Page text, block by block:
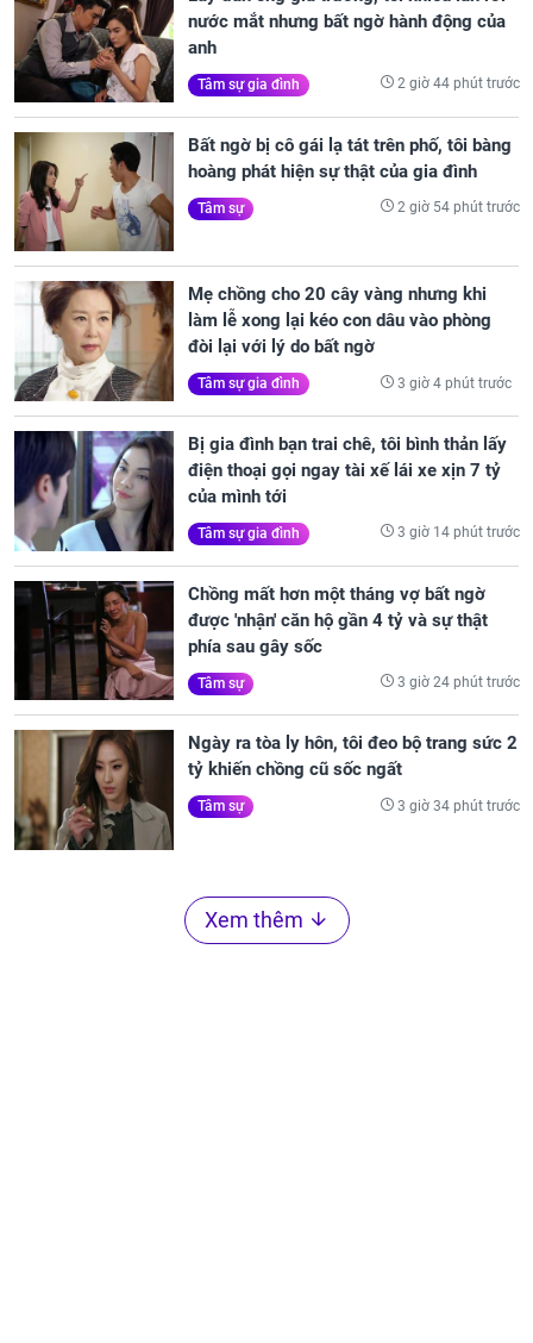
nước mắt nhưng bất ngờ hành động của
anh
Tâm sự gia đình 2 giờ 44 phút trước
Bất ngờ bị cô gái lạ tát trên phố, tôi bàng
hoàng phát hiện sự thật của gia đình
Tâm sự 2 giờ 54 phút trước
Mẹ chồng cho 20 cây vàng nhưng khi
làm lễ xong lại kéo con dâu vào phòng
đòi lại với lý do bất ngờ
Tâm sự gia đình 3 giờ 4 phút trước
Bị gia đình bạn trai chê, tôi bình thản lấy
điện thoại gọi ngay tài xế lái xe xịn 7 tỷ
của mình tới
Tâm sự gia đình 3 giờ 14 phút trước
Chồng mất hơn một tháng vợ bất ngờ
được 'nhận' căn hộ gần 4 tỷ và sự thật
phía sau gây sốc
Tâm sự 3 giờ 24 phút trước
Ngày ra tòa ly hôn, tôi đeo bộ trang sức 2
tỷ khiến chồng cũ sốc ngất
Tâm sự 3 giờ 34 phút trước
Xem thêm